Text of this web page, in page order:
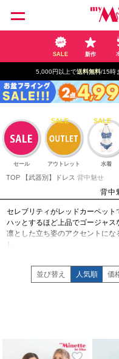
SALE 新作
5,000円以上で送料無料/15時
セール アウトレット 水着
TOP 【武器別】ドレス 背中魅せ
背中
セレブリティがレッドカーペット
ハッとするほど上品でゴージャス
凛とした立ち姿のアクセントにな
し、
大胆に大きく開いたバックシャ
一部分だけを覗かせて男心を巧
多様なニーズに応えるラインナ
私たちのコレクションは一見す
だからこそ振り返った瞬間に見
「どきっとさせる瞬間」を鮮や
インや、
並び替え 人気順 価